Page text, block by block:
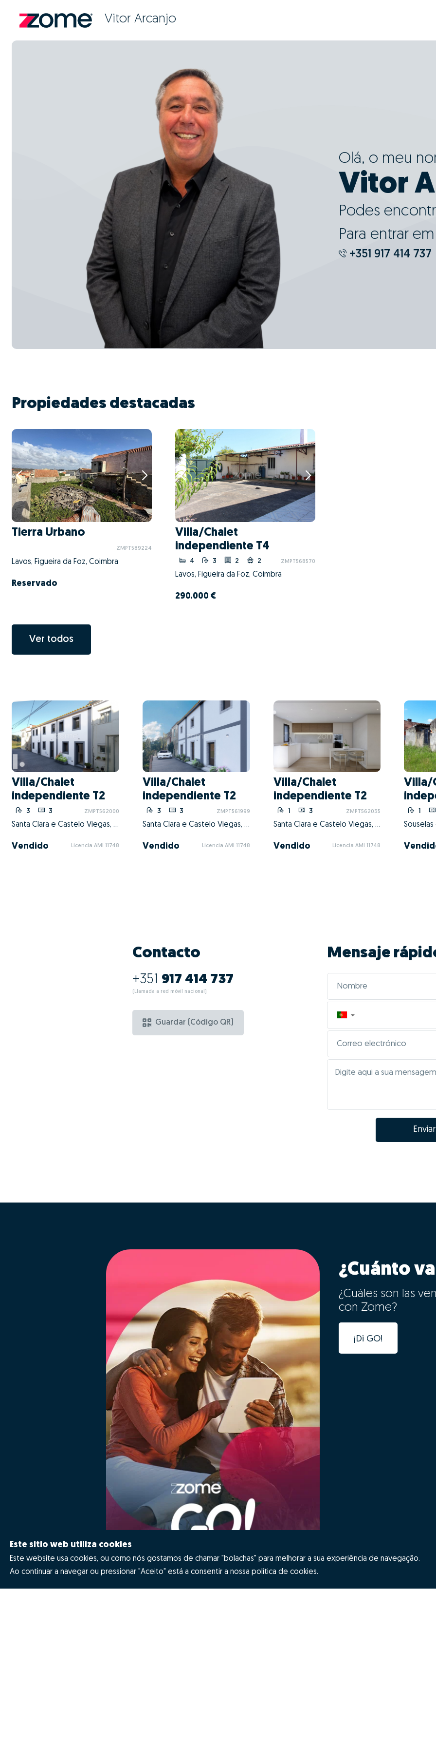
Vitor Arcanjo
Olá, o meu
Vitor
Podes
Para entrar
+351 917 414 737
Propiedades destacadas
Tierra Urbano
ZMPT589224
Lavos, Figueira da Foz, Coimbra
Reservado
Villa/Chalet
independiente T4
4 3 2 2 ZMPT568570
Lavos, Figueira da Foz, Coimbra
290.000 €
Ver todos
Villa/Chalet
independiente T2
3 3 ZMPT562000
Santa Clara e Castelo Viegas, Coimbra, Coimbra
Vendido Licencia AMI 11748
Villa/Chalet
independiente T2
3 3 ZMPT561999
Santa Clara e Castelo Viegas, Coimbra, Coimbra
Vendido Licencia AMI 11748
Villa/Chalet
independiente T2
1 3 ZMPT562035
Santa Clara e Castelo Viegas, Coimbra, Coimbra
Vendido Licencia AMI 11748
Villa/
1
Contacto
+351 917 414 737
(Llamada a red móvil nacional)
Guardar (Código QR)
Mensaje
▼
Enviar
¿Cuánto
¿Cuáles son las
con Zome?
¡Di GO!
Este sitio web utiliza cookies
Este website usa cookies, ou como nós gostamos de chamar "bolachas" para melhorar a sua experiência de navegação.
Ao continuar a navegar ou pressionar "Aceito" está a consentir a nossa política de cookies.